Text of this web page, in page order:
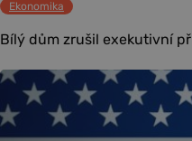
Ekonomika
Bílý dům zrušil exekutivní